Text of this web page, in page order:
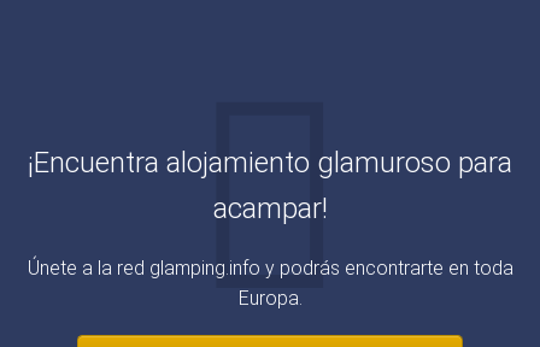
¡Encuentra alojamiento glamuroso para
acampar!
Únete a la red glamping.info y podrás encontrarte en toda
Europa.